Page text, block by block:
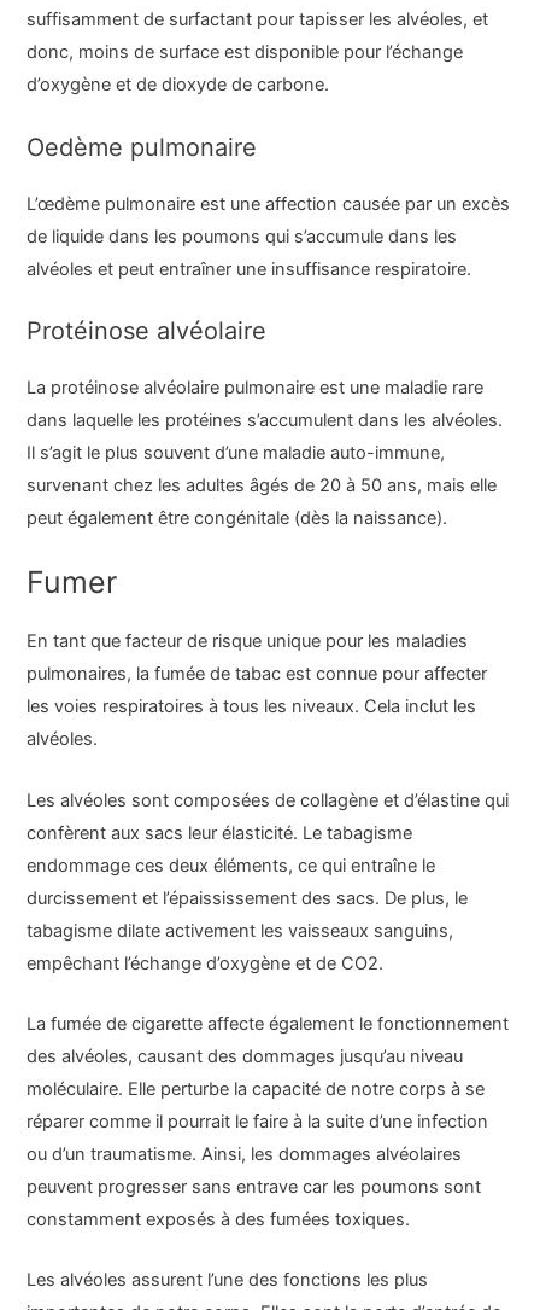
suffisamment de surfactant pour tapisser les alvéoles, et
donc, moins de surface est disponible pour l’échange
d’oxygène et de dioxyde de carbone.
Oedème pulmonaire
L’œdème pulmonaire est une affection causée par un excès
de liquide dans les poumons qui s’accumule dans les
alvéoles et peut entraîner une insuffisance respiratoire.
Protéinose alvéolaire
La protéinose alvéolaire pulmonaire est une maladie rare
dans laquelle les protéines s’accumulent dans les alvéoles.
Il s’agit le plus souvent d’une maladie auto-immune,
survenant chez les adultes âgés de 20 à 50 ans, mais elle
peut également être congénitale (dès la naissance).
Fumer
En tant que facteur de risque unique pour les maladies
pulmonaires, la fumée de tabac est connue pour affecter
les voies respiratoires à tous les niveaux. Cela inclut les
alvéoles.
Les alvéoles sont composées de collagène et d’élastine qui
confèrent aux sacs leur élasticité. Le tabagisme
endommage ces deux éléments, ce qui entraîne le
durcissement et l’épaississement des sacs. De plus, le
tabagisme dilate activement les vaisseaux sanguins,
empêchant l’échange d’oxygène et de CO2.
La fumée de cigarette affecte également le fonctionnement
des alvéoles, causant des dommages jusqu’au niveau
moléculaire. Elle perturbe la capacité de notre corps à se
réparer comme il pourrait le faire à la suite d’une infection
ou d’un traumatisme. Ainsi, les dommages alvéolaires
peuvent progresser sans entrave car les poumons sont
constamment exposés à des fumées toxiques.
Les alvéoles assurent l’une des fonctions les plus